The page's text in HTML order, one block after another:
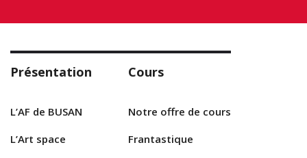
Présentation
L’AF de BUSAN
L’Art space
Cours
Notre offre de cours
Frantastique